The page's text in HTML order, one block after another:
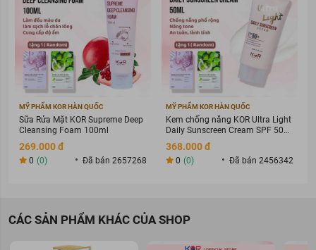
MỸ PHẨM KOR HÀN QUỐC
Sữa Rửa Mặt KOR Supreme Deep
Cleansing Foam 100ml
269.000 đ
0 (0) Đã bán 2657268
MỸ PHẨM KOR HÀN QUỐC
Kem chống nắng KOR Ultra Light
Daily Sunscreen Cream SPF 50+
368.000 đ
0 (0) Đã bán 2456342
CÁC SẢN PHẨM KHÁC CỦA SHOP